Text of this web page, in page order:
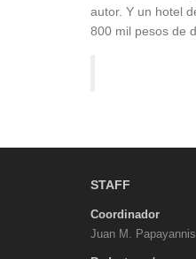
autor. Y un hotel
800 mil pesos de
STAFF
Coordinador
Juan M. Papayannis